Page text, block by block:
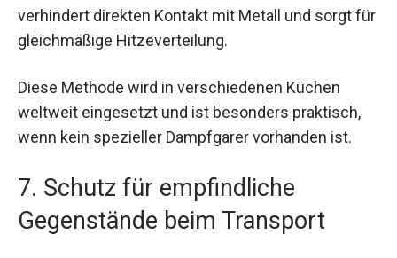
verhindert direkten Kontakt mit Metall und sorgt für
gleichmäßige Hitzeverteilung.
Diese Methode wird in verschiedenen Küchen
weltweit eingesetzt und ist besonders praktisch,
wenn kein spezieller Dampfgarer vorhanden ist.
7. Schutz für empfindliche
Gegenstände beim Transport